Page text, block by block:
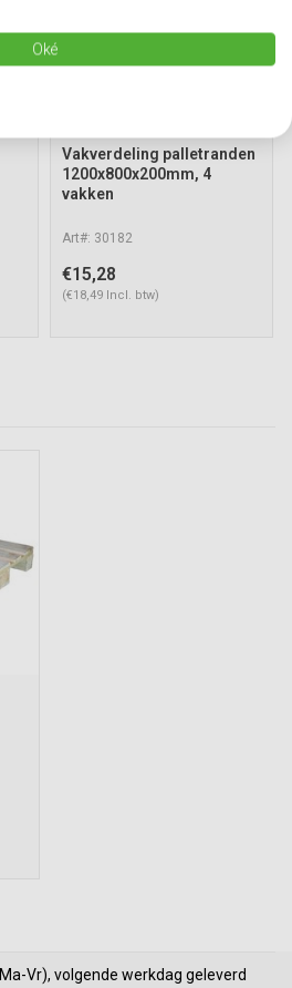
Vakverdeling palletranden
1200x800x200mm, 4
vakken
Art#: 30182
€15,28
(€18,49 Incl. btw)
Vr), volgende werkdag geleverd
Oké